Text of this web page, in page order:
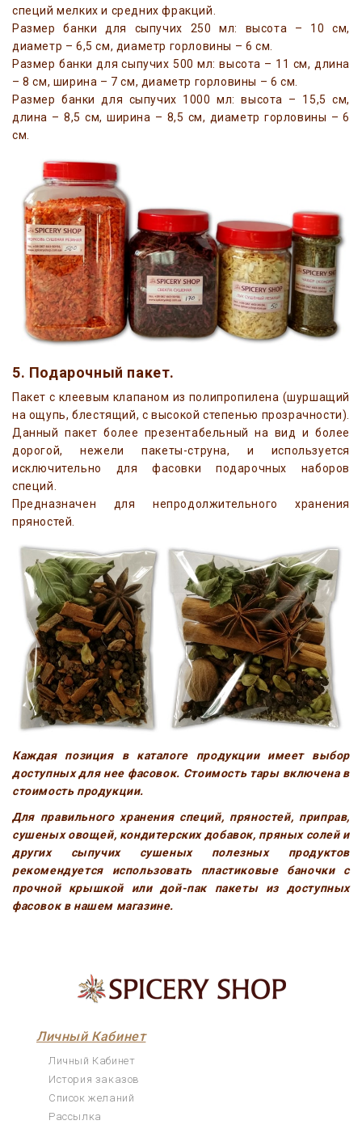
специй мелких и средних фракций.
Размер банки для сыпучих 250 мл: высота – 10 см,
диаметр – 6,5 см, диаметр горловины – 6 см.
Размер банки для сыпучих 500 мл: высота – 11 см, длина
– 8 см, ширина – 7 см, диаметр горловины – 6 см.
Размер банки для сыпучих 1000 мл: высота – 15,5 см,
длина – 8,5 см, ширина – 8,5 см, диаметр горловины – 6
см.
5. Подарочный пакет.
Пакет с клеевым клапаном из полипропилена (шуршащий
на ощупь, блестящий, с высокой степенью прозрачности).
Данный пакет более презентабельный на вид и более
дорогой, нежели пакеты-струна, и используется
исключительно для фасовки подарочных наборов
специй.
Предназначен для непродолжительного хранения
пряностей.
Каждая позиция в каталоге продукции имеет выбор
доступных для нее фасовок. Стоимость тары включена в
стоимость продукции.
Для правильного хранения специй, пряностей, приправ,
сушеных овощей, кондитерских добавок, пряных солей и
других сыпучих сушеных полезных продуктов
рекомендуется использовать пластиковые баночки с
прочной крышкой или дой-пак пакеты из доступных
фасовок в нашем магазине.
Личный Кабинет
Личный Кабинет
История заказов
Список желаний
Рассылка